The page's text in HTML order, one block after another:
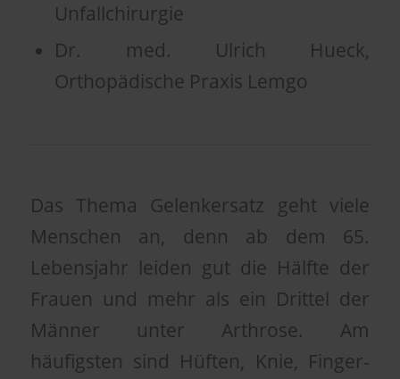
Unfallchirurgie
Dr. med. Ulrich Hueck,
Orthopädische Praxis Lemgo
Das Thema Gelenkersatz geht viele
Menschen an, denn ab dem 65.
Lebensjahr leiden gut die Hälfte der
Frauen und mehr als ein Drittel der
Männer unter Arthrose. Am
häufigsten sind Hüften, Knie, Finger-